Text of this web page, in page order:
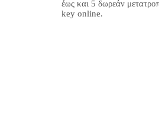
έως και 5 δωρεάν
key online.